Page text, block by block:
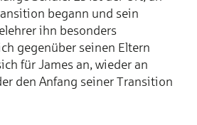
begann und sein
ihn besonders
gegenüber seinen Eltern
für James an, wieder an
den Anfang seiner Transition